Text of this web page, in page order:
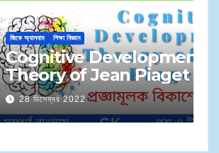
বিজ্ঞান
Development
Jean Piaget in
পিয়াজেঁর প্রজ্ঞামূলক
2022